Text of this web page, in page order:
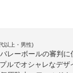
以上・男性)
レーボールの審判
ルでオシャレなデ